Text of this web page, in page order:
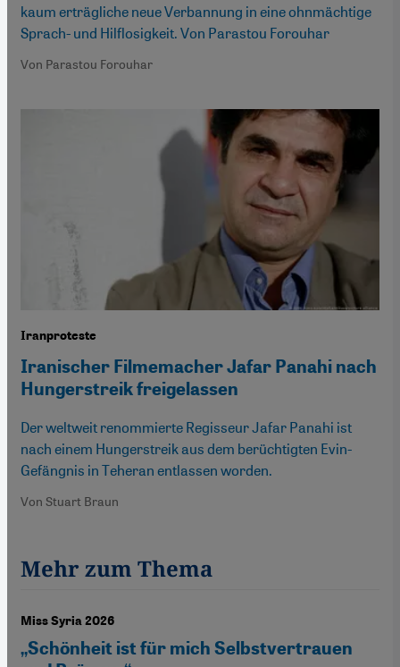
kaum erträgliche neue Verbannung in eine ohnmächtige
Sprach- und Hilflosigkeit. Von Parastou Forouhar
Von Parastou Forouhar
Iranproteste
Iranischer Filmemacher Jafar Panahi nach
Hungerstreik freigelassen
Der weltweit renommierte Regisseur Jafar Panahi ist
nach einem Hungerstreik aus dem berüchtigten Evin-
Gefängnis in Teheran entlassen worden.
Von Stuart Braun
Mehr zum Thema
Miss Syria 2026
„Schönheit ist für mich Selbstvertrauen